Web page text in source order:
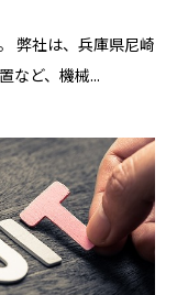
弊社は、兵庫県尼崎
など、機械...